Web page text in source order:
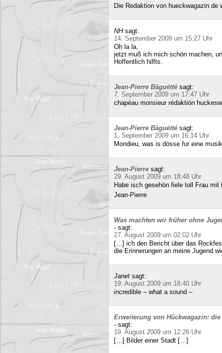
Die Redaktion von
NH sagt:
14. September 2009 um 15:27 Uhr
Oh la la,
jetzt muß ich mich schön machen,
Hoffentlich hilfts.
Jean-Pierre Bâguétté sagt:
7. September 2009 um 17:47 Uhr
chapéau monsieur rédaktión
Jean-Pierre Bâguétté sagt:
1. September 2009 um 16:14 Uhr
Mondieu, was is dösse fur eine
Jean-Pierre sagt:
29. August 2009 um 18:48 Uhr
Habe isch gesehön fiele toll Frau
Jean-Pierre
Was machten wir früher ohne
- sagt:
27. August 2009 um 02:02 Uhr
[…] ich den Bericht über das
die Erinnerungen an meine Jugend
Janet sagt:
19. August 2009 um 18:40 Uhr
incredible – what a sound –
Erweiterung von Hückwagazin:
- sagt:
19. August 2009 um 12:26 Uhr
[…] Bilder einer Stadt […]